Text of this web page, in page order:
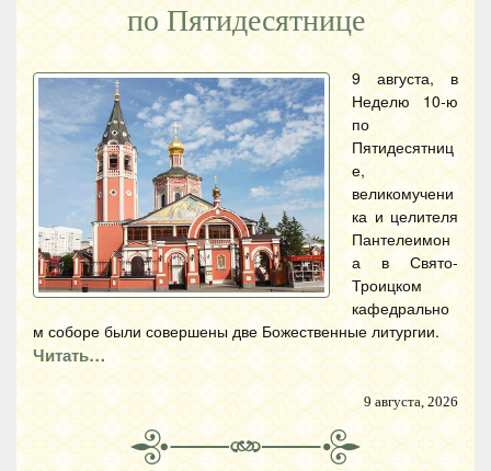
по Пятидесятнице
9 августа, в
Неделю 10-ю
по
Пятидесятниц
е,
великомучени
ка и целителя
Пантелеимон
а в Свято-
Троицком
кафедрально
м соборе были совершены две Божественные литургии.
Читать…
9 августа, 2026